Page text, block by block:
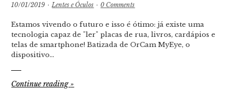
10/01/2019 · Lentes e Óculos · 0 Comments
Estamos vivendo o futuro e isso é ótimo: já existe uma
tecnologia capaz de "ler" placas de rua, livros, cardápios e
telas de smartphone! Batizada de OrCam MyEye, o
dispositivo…
Continue reading»